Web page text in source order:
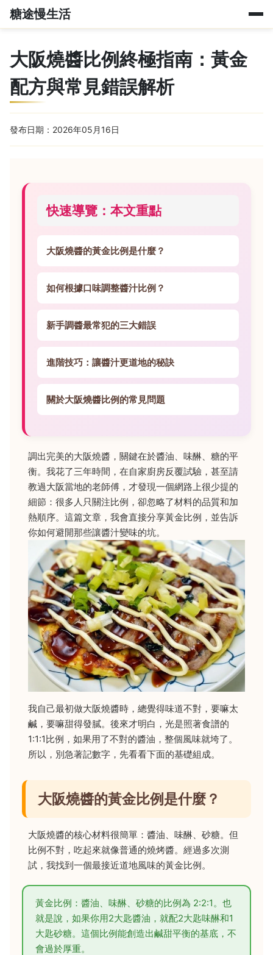
糖途慢生活
大阪燒醬比例終極指南：黃金
配方與常見錯誤解析
發布日期：2026年05月16日
快速導覽：本文重點
大阪燒醬的黃金比例是什麼？
如何根據口味調整醬汁比例？
新手調醬最常犯的三大錯誤
進階技巧：讓醬汁更道地的秘訣
關於大阪燒醬比例的常見問題
調出完美的大阪燒醬，關鍵在於醬油、味醂、糖的平
衡。我花了三年時間，在自家廚房反覆試驗，甚至請
教過大阪當地的老師傅，才發現一個網路上很少提的
細節：很多人只關注比例，卻忽略了材料的品質和加
熱順序。這篇文章，我會直接分享黃金比例，並告訴
你如何避開那些讓醬汁變味的坑。
我自己最初做大阪燒醬時，總覺得味道不對，要嘛太
鹹，要嘛甜得發膩。後來才明白，光是照著食譜的
1:1:1比例，如果用了不對的醬油，整個風味就垮了。
所以，別急著記數字，先看看下面的基礎組成。
大阪燒醬的黃金比例是什麼？
大阪燒醬的核心材料很簡單：醬油、味醂、砂糖。但
比例不對，吃起來就像普通的燒烤醬。經過多次測
試，我找到一個最接近道地風味的黃金比例。
黃金比例：醬油、味醂、砂糖的比例為 2:2:1。也
就是說，如果你用2大匙醬油，就配2大匙味醂和1
大匙砂糖。這個比例能創造出鹹甜平衡的基底，不
會過於厚重。